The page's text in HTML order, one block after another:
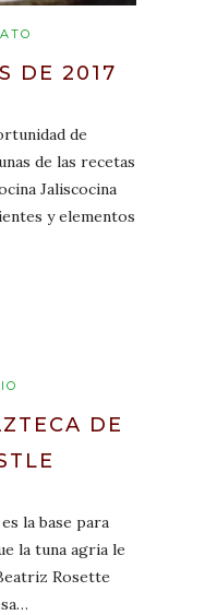
DE 2017
de
de las recetas
Jaliscocina
y elementos
DE
la base para
la tuna agria le
Rosette